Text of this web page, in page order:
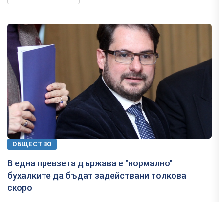
ОБЩЕСТВО
В една превзета държава е "нормално"
бухалките да бъдат задействани толкова
скоро